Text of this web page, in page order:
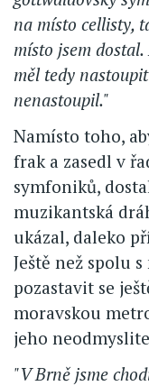
na místo cellisty,
místo jsem
měl tedy
nenastoupil."
Namísto toho,
frak a zasedl v
symfoniků,
muzikantská
ukázal, daleko
Ještě než spolu
pozastavit se
moravskou
jeho
"V Brně jsme